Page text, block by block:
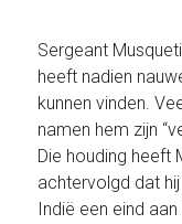
Sergeant
heeft nadien
kunnen vinden.
namen hem zijn
Die houding heeft
achtervolgd dat
Indië een eind